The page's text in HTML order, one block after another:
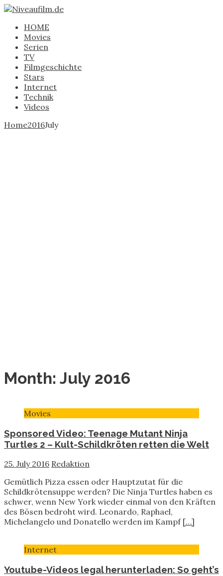
HOME
Movies
Serien
TV
Filmgeschichte
Stars
Internet
Technik
Videos
Home2016July
Month: July 2016
Movies
Sponsored Video: Teenage Mutant Ninja
Turtles 2 – Kult-Schildkröten retten die Welt
25. July 2016 Redaktion
Gemütlich Pizza essen oder Hauptzutat für die
Schildkrötensuppe werden? Die Ninja Turtles haben es
schwer, wenn New York wieder einmal von den Kräften
des Bösen bedroht wird. Leonardo, Raphael,
Michelangelo und Donatello werden im Kampf […]
Internet
Youtube-Videos legal herunterladen: So geht’s